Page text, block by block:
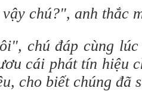
chú?", anh thắc
chú đáp cùng
cái phát tín hiệu
cho biết chúng đã